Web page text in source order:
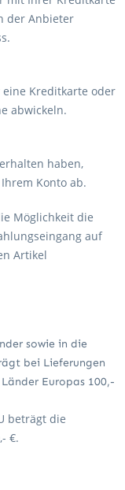
der Anbieter
eine Kreditkarte oder
abwickeln.
haben,
Konto ab.
Möglichkeit die
auf
Artikel
sowie in die
bei Lieferungen
Europas 100,-
beträgt die
€.